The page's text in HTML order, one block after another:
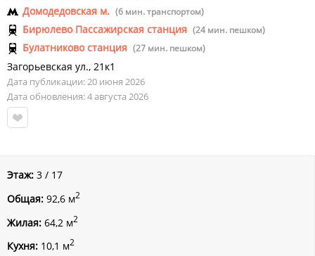
Домодедовская м. (6 мин. транспортом)
Бирюлево Пассажирская станция (24 мин. пешком)
Булатниково станция (27 мин. пешком)
Загорьевская ул., 21к1
Дата публикации: 20 июня 2026
Дата обновления: 4 августа 2026
Этаж: 3 / 17
Общая: 92,6 м2
Жилая: 64,2 м2
Кухня: 10,1 м2